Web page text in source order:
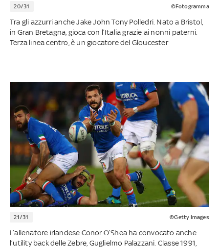
20/31 ©Fotogramma
Tra gli azzurri anche Jake John Tony Polledri. Nato a Bristol,
in Gran Bretagna, gioca con l’Italia grazie ai nonni paterni.
Terza linea centro, è un giocatore del Gloucester
21/31 ©Getty Images
L’allenatore irlandese Conor O’Shea ha convocato anche
l’utility back delle Zebre, Guglielmo Palazzani. Classe 1991,